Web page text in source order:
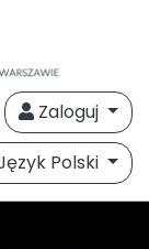
Zaloguj
Polski